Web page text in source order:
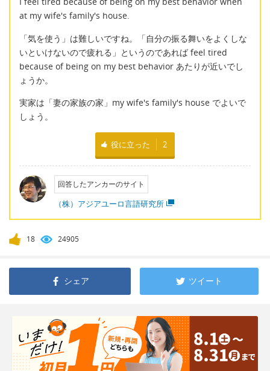
at my wife's family's house.
「気を使う」は難しいですね。「自分の振る舞いをよくしな
いといけないので疲れる」というのであれば feel tired
because of being on my best behavior あたりが近いでし
ょうか。
実家は「妻の家族の家」my wife's family's house でよいで
しょう。
役に立った 2
回答したアンカーのサイト
（株）アジアユーロ言語研究所
18 24905
シェア ツイート